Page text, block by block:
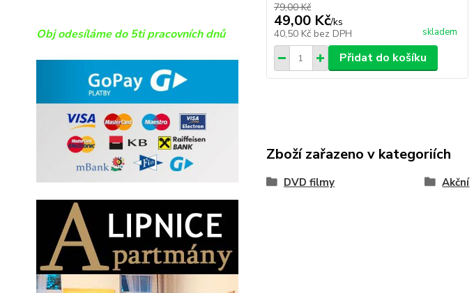
Obj odesíláme do 5ti pracovních dnů
79,00 Kč
49,00 Kč/ks
40,50 Kč bez DPH skladem
Přidat do košíku
Zboží zařazeno v kategoriích
DVD filmy Akční